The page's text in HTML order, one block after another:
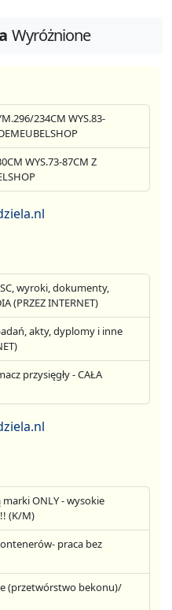
Wyróżnione
234CM WYS.83-
WYS.73-87CM Z
wyroki, dokumenty,
(PRZEZ INTERNET)
akty, dyplomy i inne
przysięgły - CAŁA
ONLY - wysokie
(K/M)
praca bez
(przetwórstwo bekonu)/